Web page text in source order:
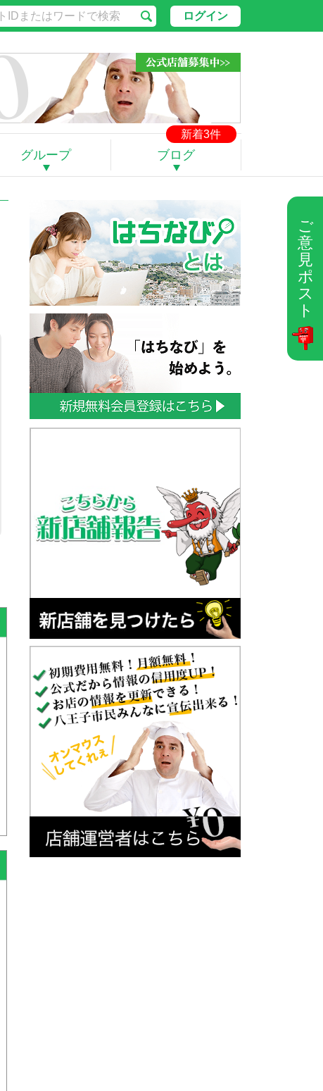
ご
意
見
ポ
ス
ト
ログイン
新着3件
グループ ブログ